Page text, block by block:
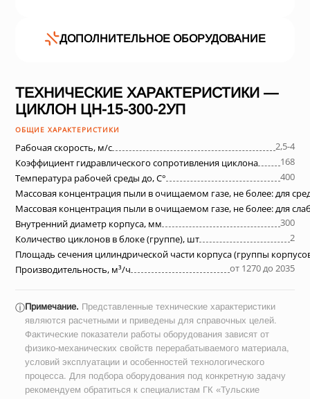
ДОПОЛНИТЕЛЬНОЕ ОБОРУДОВАНИЕ
ТЕХНИЧЕСКИЕ ХАРАКТЕРИСТИКИ —
ЦИКЛОН ЦН-15-300-2УП
ОБЩИЕ ХАРАКТЕРИСТИКИ
Рабочая скорость, м/с
2,5-4
Коэффициент гидравлического сопротивления циклона
168
Температура рабочей среды до, С°
400
Массовая концентрация пыли в очищаемом газе, не более: для
Массовая концентрация пыли в очищаемом газе, не более: для
Внутренний диаметр корпуса, мм
300
Количество циклонов в блоке (группе), шт
2
Площадь сечения цилиндрической части корпуса (группы
Производительность, м³/ч
от 1270 до 2035
ⓘПримечание. Представленные технические характеристики
являются расчетными и приведены для справочных целей.
Фактические показатели работы оборудования зависят от
физико-механических свойств перерабатываемого материала,
условий эксплуатации и особенностей технологического
процесса. Для подбора оборудования под конкретную задачу
рекомендуем обратиться к специалистам ГК «Тульские